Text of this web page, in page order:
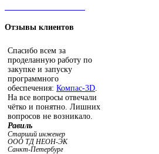
Отзывы клиентов
Спасибо всем за
проделанную работу по
закупке и запуску
программного
обеспечения: Компас-3D
На все вопросы отвечали
чётко и понятно. Лишних
вопросов не возникало.
Равиль
Старший инженер
ООО ТД НЕОН-ЭК
Санкт-Петербург